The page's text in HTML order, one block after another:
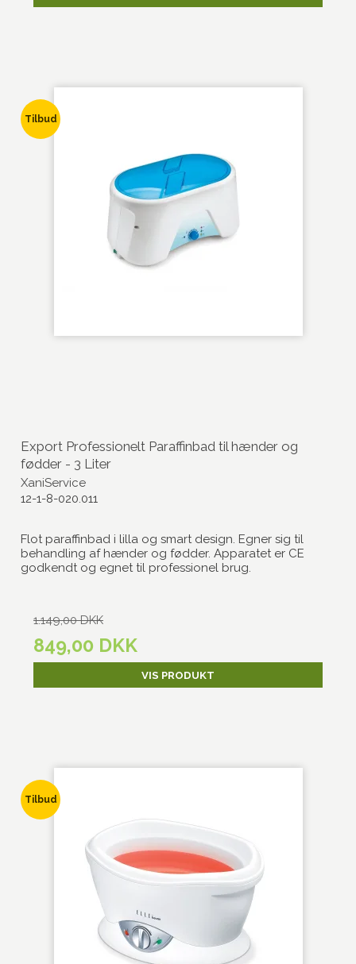
Tilbud
Export Professionelt Paraffinbad til hænder og
fødder - 3 Liter
XaniService
12-1-8-020.011
Flot paraffinbad i lilla og smart design. Egner sig til
behandling af hænder og fødder. Apparatet er CE
godkendt og egnet til professionel brug.
1.149,00 DKK
849,00 DKK
VIS PRODUKT
Tilbud